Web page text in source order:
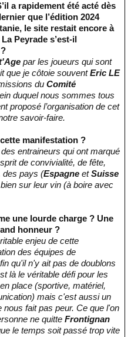
a rapidement été acté dès
que l’édition 2024
le site restait encore à
Peyrade s’est-il
par les joueurs qui sont
que je côtoie souventEric LE
du Comité
duquel nous sommes tous
proposé l’organisation de cet
savoir-faire.
manifestation ?
entraineurs qui ont marqué
de convivialité, de fête,
des pays (Espagne etSuisse
sur leur vin (à boire avec
une lourde charge ? Une
honneur ?
enjeu de cette
des équipes de
qu'il n'y ait pas de doublons
là le véritable défi pour les
place (sportive, matériel,
mais c'est aussi un
nous fait pas peur. Ce que l'on
ne quitte Frontignan
le temps soit passé trop vite